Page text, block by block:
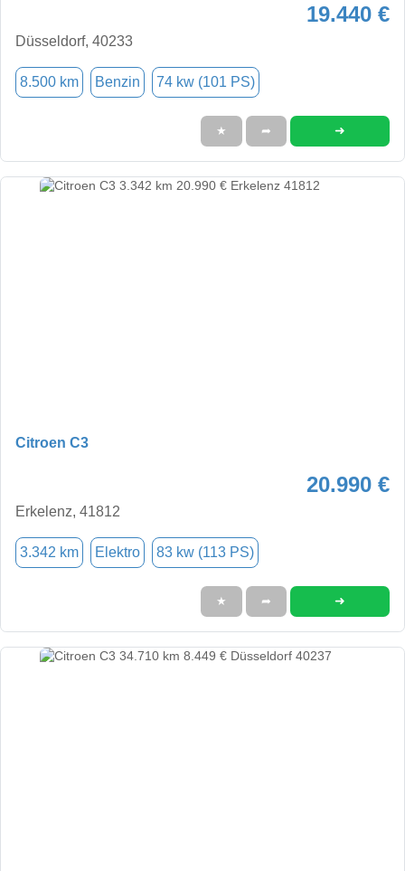
19.440 €
Düsseldorf, 40233
8.500 km Benzin 74 kw (101 PS)
★ ➦ ➜
Citroen C3
20.990 €
Erkelenz, 41812
3.342 km Elektro 83 kw (113 PS)
★ ➦ ➜